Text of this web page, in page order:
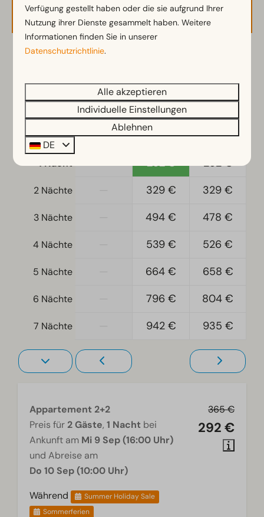
Geschirrspüler
Wasserkocher
Schlafzimmer
Doppelschlafsofa: 1
Doppelbetten: 1
Wohn-Schlafzimmer
Wohnzimmer
Fernseher
Verfügbarkeit und Preis
Mi09-09-2026 Do10-09-2026
8 Sep
9 Sep
10 Sep
1 Nacht
— 292 € 292 €
2 Nächte 329 € 329 €
3 Nächte 494 € 478 €
4 Nächte 539 € 526 €
5 Nächte 664 € 658 €
6 Nächte 796 € 804 €
7 Nächte 942 € 935 €
365 €
292 €
Appartement 2+2
Preis für 2 Gäste, 1 Nacht bei
Ankunft am Mi 9 Sep (16:00 Uhr)
und Abreise am
Do 10 Sep (10:00 Uhr)
Während
Summer Holiday Sale
Sommerferien
Verfügung gestellt haben oder die sie aufgrund Ihrer
Nutzung ihrer Dienste gesammelt haben. Weitere
Informationen finden Sie in unserer
Datenschutzrichtlinie.
Alle akzeptieren
Individuelle Einstellungen
Ablehnen
DE